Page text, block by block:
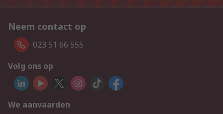
Neem contact op
023 51 66 555
Volg ons op
We aanvaarden